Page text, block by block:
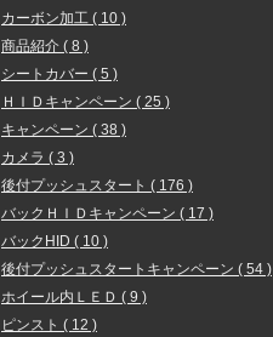
カーボン加工 ( 10 )
商品紹介 ( 8 )
シートカバー ( 5 )
ＨＩＤキャンペーン ( 25 )
キャンペーン ( 38 )
カメラ ( 3 )
後付プッシュスタート ( 176 )
バックＨＩＤキャンペーン ( 17 )
バックHID ( 10 )
後付プッシュスタートキャンペーン ( 54 )
ホイール内ＬＥＤ ( 9 )
ピンスト ( 12 )